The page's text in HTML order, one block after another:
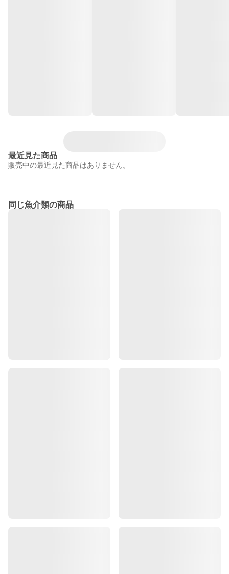
最近見た商品
販売中の最近見た商品はありません。
同じ魚介類の商品